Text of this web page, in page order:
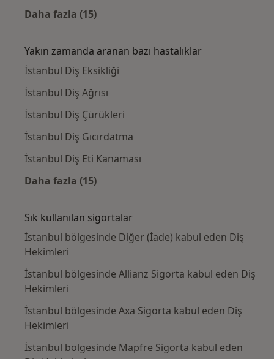
Daha fazla (15)
Yakın zamanda aranan bazı hastalıklar
İstanbul Diş Eksikliği
İstanbul Diş Ağrısı
İstanbul Diş Çürükleri
İstanbul Diş Gıcırdatma
İstanbul Diş Eti Kanaması
Daha fazla (15)
Sık kullanılan sigortalar
İstanbul bölgesinde Diğer (İade) kabul eden Diş
Hekimleri
İstanbul bölgesinde Allianz Sigorta kabul eden Diş
Hekimleri
İstanbul bölgesinde Axa Sigorta kabul eden Diş
Hekimleri
İstanbul bölgesinde Mapfre Sigorta kabul eden